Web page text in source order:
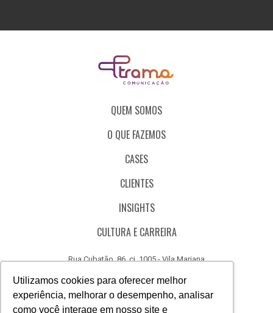
Utilizamos cookies para oferecer melhor
experiência, melhorar o desempenho, analisar
como você interage em nosso site e
QUEM SOMOS
O QUE FAZEMOS
CASES
CLIENTES
INSIGHTS
CULTURA E CARREIRA
Rua Cubatão, 86, cj. 1005 - Vila Mariana
CÓDIGO DE ÉTICA